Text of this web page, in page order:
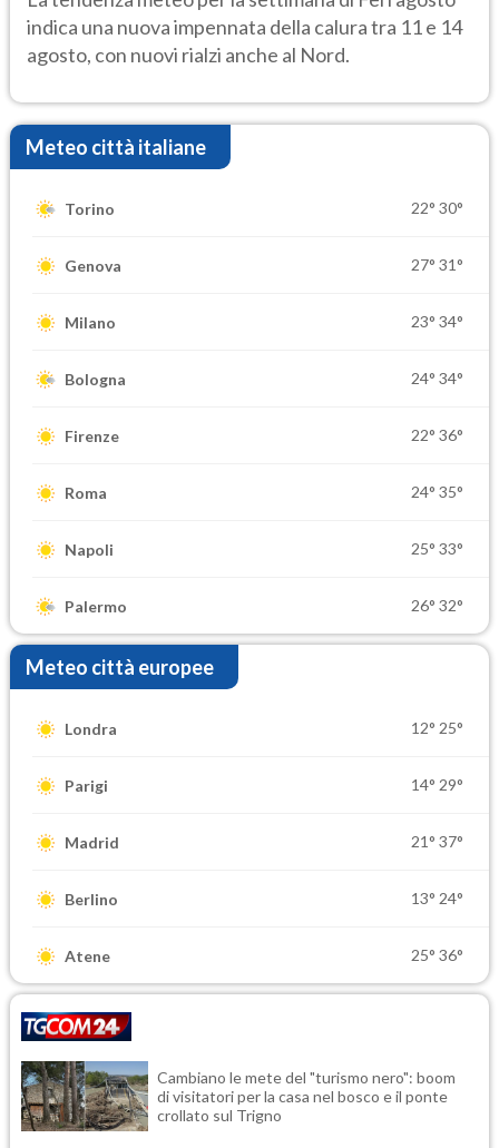
indica una nuova impennata della calura tra 11 e 14
agosto, con nuovi rialzi anche al Nord.
Meteo città italiane
Torino 22° 30°
Genova 27° 31°
Milano 23° 34°
Bologna 24° 34°
Firenze 22° 36°
Roma 24° 35°
Napoli 25° 33°
Palermo 26° 32°
Meteo città europee
Londra 12° 25°
Parigi 14° 29°
Madrid 21° 37°
Berlino 13° 24°
Atene 25° 36°
Cambiano le mete del "turismo nero": boom
di visitatori per la casa nel bosco e il ponte
crollato sul Trigno